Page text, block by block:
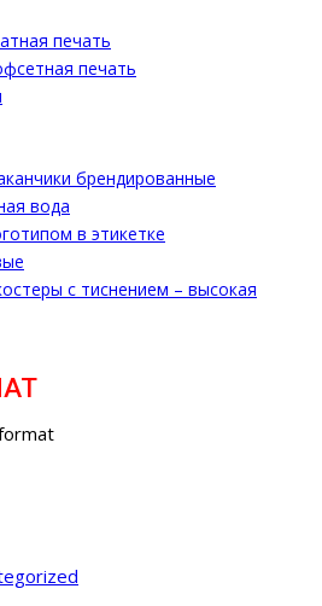
печать
печать
брендированные
вода
в этикетке
с тиснением – высокая